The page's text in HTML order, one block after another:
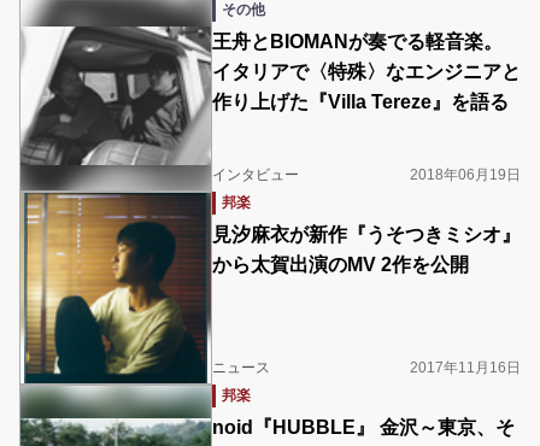
その他
王舟とBIOMANが奏でる軽音楽。
イタリアで〈特殊〉なエンジニアと
作り上げた『Villa Tereze』を語る
インタビュー
2018年06月19日
邦楽
見汐麻衣が新作『うそつきミシオ』
から太賀出演のMV 2作を公開
ニュース
2017年11月16日
邦楽
noid『HUBBLE』 金沢～東京、そ